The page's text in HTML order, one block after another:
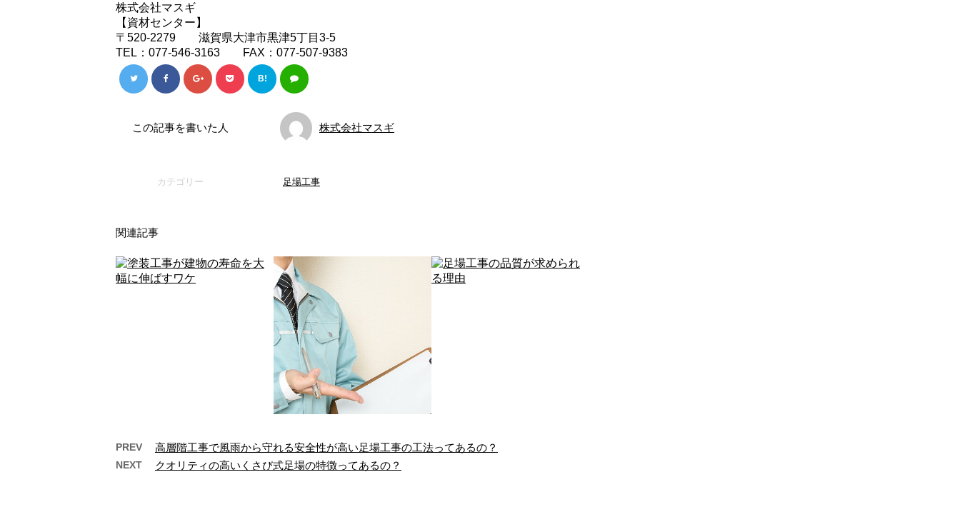
株式会社マスギ
【資材センター】
〒520-2279 滋賀県大津市黒津5丁目3-5
TEL：077-546-3163 FAX：077-507-9383
B!
この記事を書いた人 株式会社マスギ
カテゴリー 足場工事
関連記事
塗装工事が建物の寿命を大
株式会社マスギの足場屋と
PREV 高層階工事で風雨から守れる安全性が高い足場工事の工法ってあるの？
NEXT クオリティの高いくさび式足場の特徴ってあるの？